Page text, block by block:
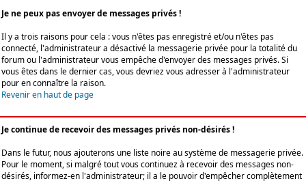
Je ne peux pas envoyer de messages privés !
Il y a trois raisons pour cela : vous n'êtes pas enregistré et/ou n'êtes pas
connecté, l'administrateur a désactivé la messagerie privée pour la totalité du
forum ou l'administrateur vous empêche d'envoyer des messages privés. Si
vous êtes dans le dernier cas, vous devriez vous adresser à l'administrateur
pour en connaître la raison.
Revenir en haut de page
Je continue de recevoir des messages privés non-désirés !
Dans le futur, nous ajouterons une liste noire au système de messagerie privée.
Pour le moment, si malgré tout vous continuez à recevoir des messages non-
désirés, informez-en l'administrateur; il a le pouvoir d'empêcher complètement